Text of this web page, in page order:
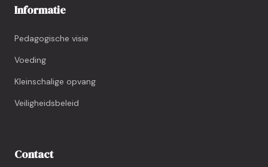
Informatie
Pedagogische visie
Voeding
Kleinschalige opvang
Veiligheidsbeleid
Contact